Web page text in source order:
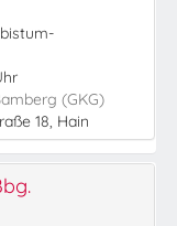
(GKG)
18, Hain